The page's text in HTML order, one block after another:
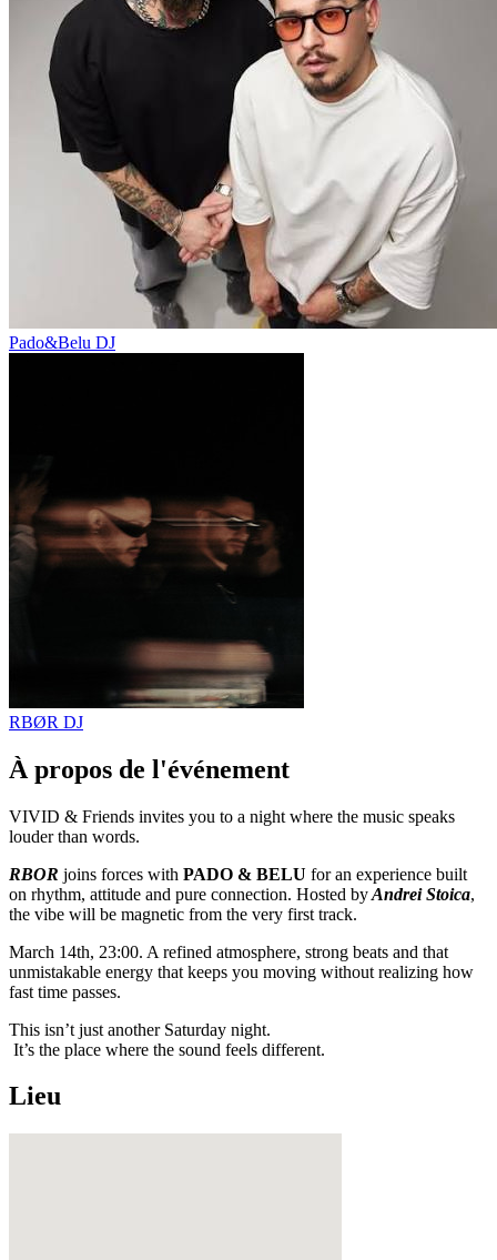
Pado&Belu DJ
RBØR DJ
À propos de l'événement
VIVID & Friends invites you to a night where the music speaks
louder than words.
RBOR joins forces with PADO & BELU for an experience built
on rhythm, attitude and pure connection. Hosted byAndrei Stoica,
the vibe will be magnetic from the very first track.
March 14th, 23:00. A refined atmosphere, strong beats and that
unmistakable energy that keeps you moving without realizing how
fast time passes.
This isn’t just another Saturday night.
It’s the place where the sound feels different.
Lieu